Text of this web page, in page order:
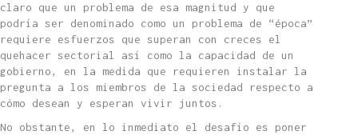
claro que un problema de esa magnitud y que
podría ser denominado como un problema de “época”
requiere esfuerzos que superan con creces el
quehacer sectorial así como la capacidad de un
gobierno, en la medida que requieren instalar la
pregunta a los miembros de la sociedad respecto a
cómo desean y esperan vivir juntos.
No obstante, en lo inmediato el desafío es poner